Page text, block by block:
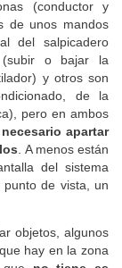
(conductor y
de unos mandos
del salpicadero
o bajar la
y otros son
de la
pero en ambos
apartar
. A menos están
del sistema
de vista, un
objetos, algunos
hay en la zona